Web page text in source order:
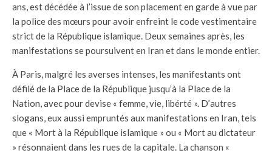
ans, est décédée à l’issue de son placement en garde à vue par
la police des mœurs pour avoir enfreint le code vestimentaire
strict de la République islamique. Deux semaines après, les
manifestations se poursuivent en Iran et dans le monde entier.
À Paris, malgré les averses intenses, les manifestants ont
défilé de la Place de la République jusqu’à la Place de la
Nation, avec pour devise « femme, vie, libérté » . D’autres
slogans, eux aussi empruntés aux manifestations en Iran, tels
que « Mort à la République islamique » ou « Mort au dictateur
» résonnaient dans les rues de la capitale. La chanson «